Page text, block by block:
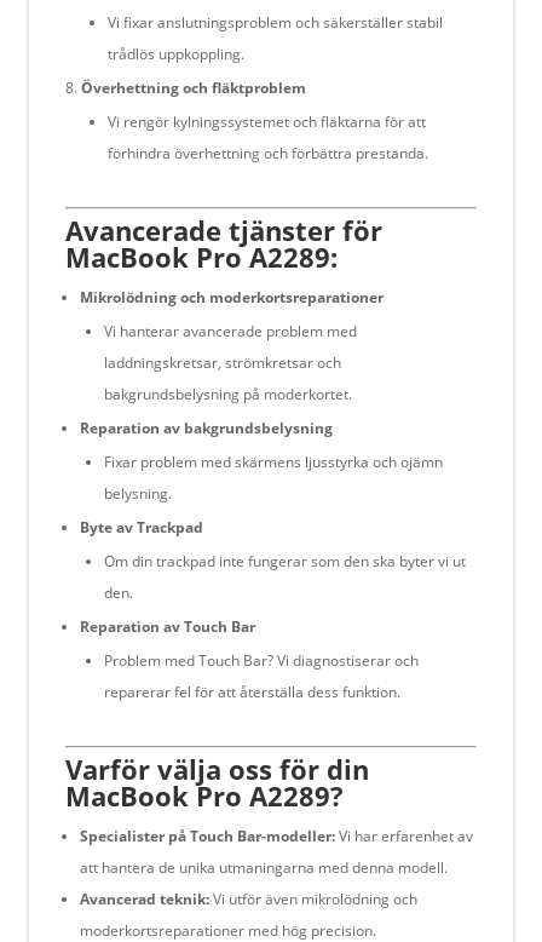
Vi fixar anslutningsproblem och säkerställer stabil
trådlös uppkoppling.
Överhettning och fläktproblem
Vi rengör kylningssystemet och fläktarna för att
förhindra överhettning och förbättra prestanda.
Avancerade tjänster för
MacBook Pro A2289:
Mikrolödning och moderkortsreparationer
Vi hanterar avancerade problem med
laddningskretsar, strömkretsar och
bakgrundsbelysning på moderkortet.
Reparation av bakgrundsbelysning
Fixar problem med skärmens ljusstyrka och ojämn
belysning.
Byte av Trackpad
Om din trackpad inte fungerar som den ska byter vi ut
den.
Reparation av Touch Bar
Problem med Touch Bar? Vi diagnostiserar och
reparerar fel för att återställa dess funktion.
Varför välja oss för din
MacBook Pro A2289?
Specialister på Touch Bar-modeller:Vi har erfarenhet av
att hantera de unika utmaningarna med denna modell.
Avancerad teknik:Vi utför även mikrolödning och
moderkortsreparationer med hög precision.